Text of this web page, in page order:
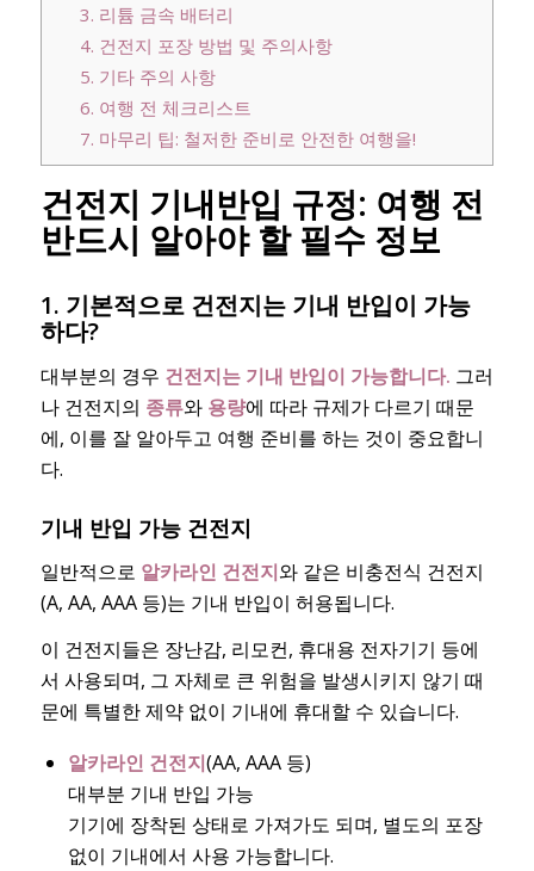
3. 리튬 금속 배터리
4. 건전지 포장 방법 및 주의사항
5. 기타 주의 사항
6. 여행 전 체크리스트
7. 마무리 팁: 철저한 준비로 안전한 여행을!
건전지 기내반입 규정: 여행 전
반드시 알아야 할 필수 정보
1. 기본적으로 건전지는 기내 반입이 가능
하다?
대부분의 경우 건전지는 기내 반입이 가능합니다. 그러
나 건전지의 종류와 용량에 따라 규제가 다르기 때문
에, 이를 잘 알아두고 여행 준비를 하는 것이 중요합니
다.
기내 반입 가능 건전지
일반적으로 알카라인 건전지와 같은 비충전식 건전지
(A, AA, AAA 등)는 기내 반입이 허용됩니다.
이 건전지들은 장난감, 리모컨, 휴대용 전자기기 등에
서 사용되며, 그 자체로 큰 위험을 발생시키지 않기 때
문에 특별한 제약 없이 기내에 휴대할 수 있습니다.
알카라인 건전지(AA, AAA 등)
대부분 기내 반입 가능
기기에 장착된 상태로 가져가도 되며, 별도의 포장
없이 기내에서 사용 가능합니다.